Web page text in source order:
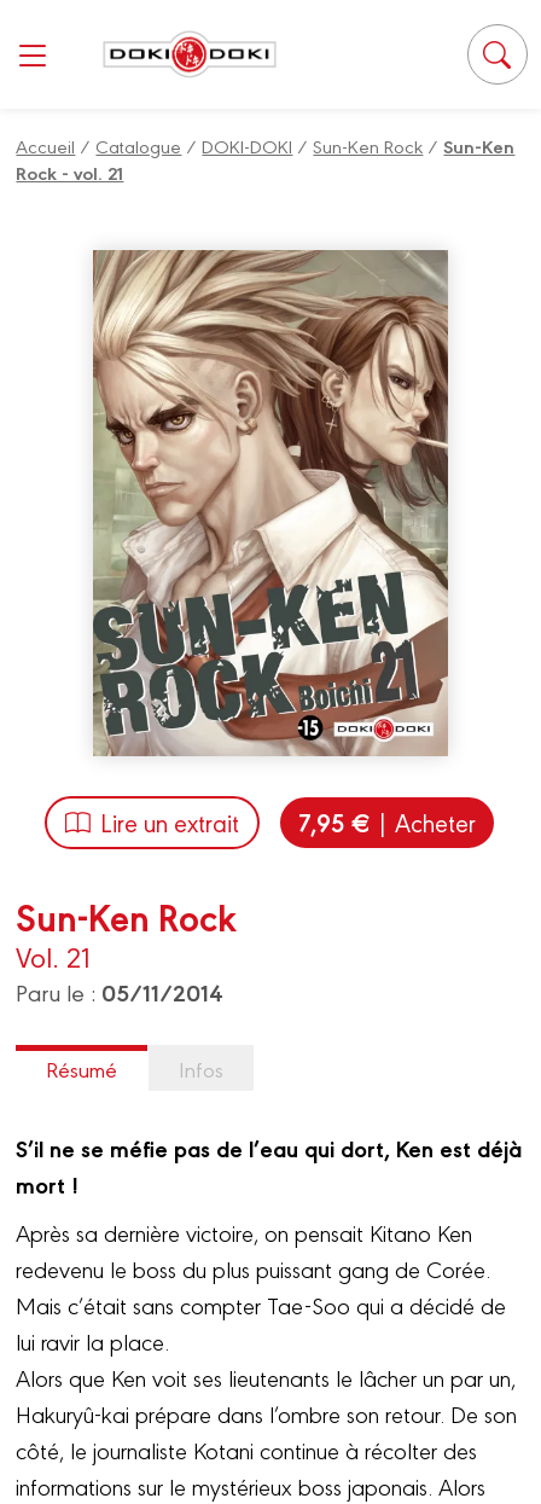
Accueil / Catalogue /DOKI-DOKI /Sun-Ken Rock /Sun-Ken
Rock - vol. 21
Lire un extrait 7,95 € | Acheter
Sun-Ken Rock
Vol. 21
Paru le : 05/11/2014
Résumé Infos
S’il ne se méfie pas de l’eau qui dort, Ken est déjà
mort !
Après sa dernière victoire, on pensait Kitano Ken
redevenu le boss du plus puissant gang de Corée.
Mais c’était sans compter Tae-Soo qui a décidé de
lui ravir la place.
Alors que Ken voit ses lieutenants le lâcher un par un,
Hakuryû-kai prépare dans l’ombre son retour. De son
côté, le journaliste Kotani continue à récolter des
informations sur le mystérieux boss japonais. Alors